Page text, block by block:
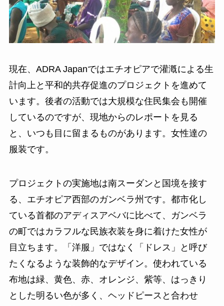
現在、ADRA Japanではエチオピアで灌漑による生
計向上と平和的共存促進のプロジェクトを進めて
います。後者の活動では大規模な住民集会も開催
しているのですが、現地からのレポートを見る
と、いつも目に留まるものがあります。女性達の
服装です。
プロジェクトの実施地は南スーダンと国境を接す
る、エチオピア西部のガンベラ州です。都市化し
ている首都のアディスアベバに比べて、ガンベラ
の町ではカラフルな民族衣装を身に着けた女性が
目立ちます。「洋服」ではなく「ドレス」と呼び
たくなるような装飾的なデザイン。使われている
布地は緑、黄色、赤、オレンジ、紫等、はっきり
とした明るい色が多く、ヘッドピースと合わせ